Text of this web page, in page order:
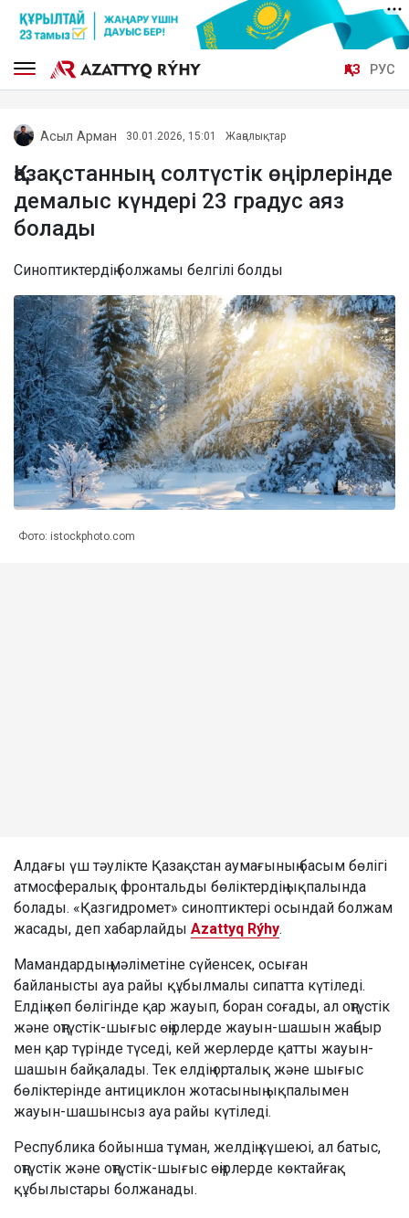
ҚАЗ РУС
Асыл Арман 30.01.2026, 15:01 Жаңалықтар
Қазақстанның солтүстік өңірлерінде
демалыс күндері 23 градус аяз
болады
Синоптиктердің болжамы белгілі болды
Фото: istockphoto.com
Алдағы үш тәулікте Қазақстан аумағының басым бөлігі
атмосфералық фронтальды бөліктердің ықпалында
болады. «Қазгидромет» синоптиктері осындай болжам
жасады, деп хабарлайды Azattyq Rýhy.
Мамандардың мәліметіне сүйенсек, осыған
байланысты ауа райы құбылмалы сипатта күтіледі.
Елдің көп бөлігінде қар жауып, боран соғады, ал оңтүстік
және оңтүстік-шығыс өңірлерде жауын-шашын жаңбыр
мен қар түрінде түседі, кей жерлерде қатты жауын-
шашын байқалады. Тек елдің орталық және шығыс
бөліктерінде антициклон жотасының ықпалымен
жауын-шашынсыз ауа райы күтіледі.
Республика бойынша тұман, желдің күшеюі, ал батыс,
оңтүстік және оңтүстік-шығыс өңірлерде көктайғақ
құбылыстары болжанады.